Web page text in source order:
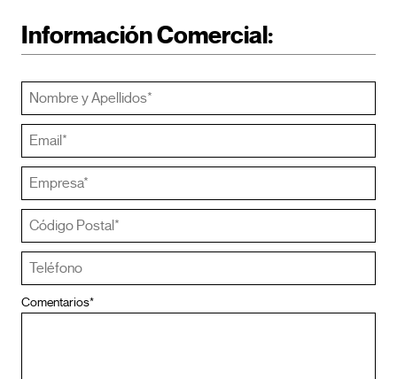
Información Comercial:
Comentarios*